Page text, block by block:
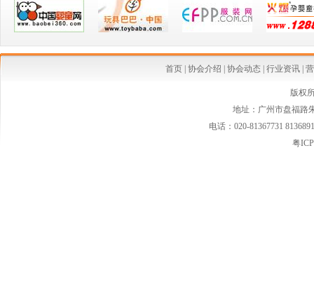
·从今生宝贝公司转型看婴童行业发展中的创新变革
·国家质检总局连夜发布新西兰可瑞康婴儿配方乳粉最新消费警示
首页 协会介绍 协会动态 行业资讯
版权
地址：广州市盘福路
电话：020-81367731
粤